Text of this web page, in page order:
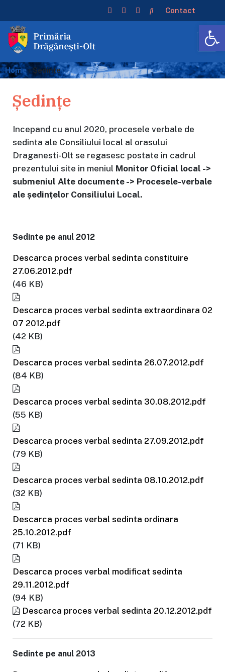
Home›Ședințe
Contact
Ședințe
Incepand cu anul 2020, procesele verbale de
sedinta ale Consiliului local al orasului
Draganesti-Olt se regasesc postate in cadrul
prezentului site in meniul Monitor Oficial local ->
submeniul Alte documente -> Procesele-verbale
ale ședințelor Consiliului Local.
Sedinte pe anul 2012
Descarca proces verbal sedinta constituire
27.06.2012.pdf
(46 KB)
Descarca proces verbal sedinta extraordinara 02
07 2012.pdf
(42 KB)
Descarca proces verbal sedinta 26.07.2012.pdf
(84 KB)
Descarca proces verbal sedinta 30.08.2012.pdf
(55 KB)
Descarca proces verbal sedinta 27.09.2012.pdf
(79 KB)
Descarca proces verbal sedinta 08.10.2012.pdf
(32 KB)
Descarca proces verbal sedinta ordinara
25.10.2012.pdf
(71 KB)
Descarca proces verbal modificat sedinta
29.11.2012.pdf
(94 KB)
Descarca proces verbal sedinta 20.12.2012.pdf
(72 KB)
Sedinte pe anul 2013